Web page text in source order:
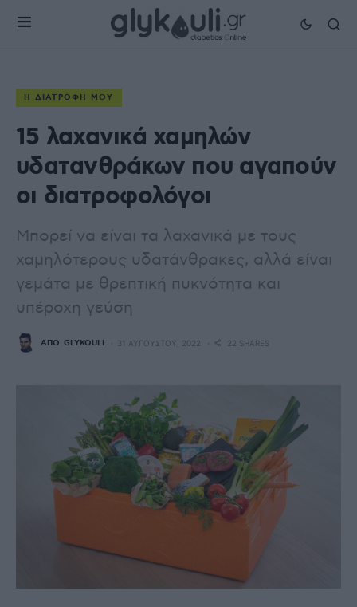
Η ΔΙΑΤΡΟΦΉ ΜΟΥ
15 λαχανικά χαμηλών
υδατανθράκων που αγαπούν
οι διατροφολόγοι
Μπορεί να είναι τα λαχανικά με τους
χαμηλότερους υδατάνθρακες, αλλά είναι
γεμάτα με θρεπτική πυκνότητα και
υπέροχη γεύση
ΑΠΌ GLYKOULI 31 ΑΥΓΟΎΣΤΟΥ, 2022 22 SHARES